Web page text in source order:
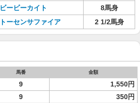
ビービーカイト
8馬身
トーセンサファイア 2 1/2馬身
馬番 金額
9 1,550円
9
350円